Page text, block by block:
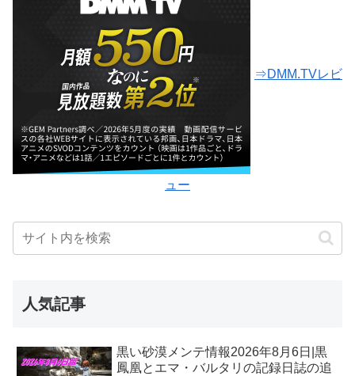
⇒DMM.TVレビ
ュー
人気記事
黒い砂漠メンテ情報2026年8月6日|黒
鳳凰とエマ・バルタリの記録日誌の追